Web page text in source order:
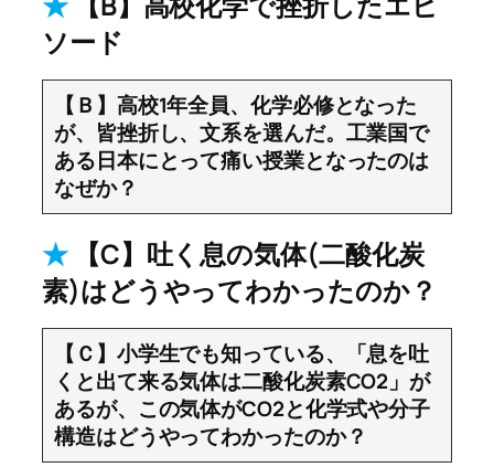
ソード
【Ｂ】高校1年全員、化学必修となった
が、皆挫折し、文系を選んだ。工業国で
ある日本にとって痛い授業となったのは
なぜか？
★【C】吐く息の気体(二酸化炭
素)はどうやってわかったのか？
【Ｃ】小学生でも知っている、「息を吐
くと出て来る気体は二酸化炭素CO2」が
あるが、この気体がCO2と化学式や分子
構造はどうやってわかったのか？